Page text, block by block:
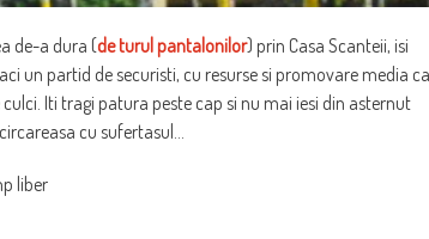
de-a dura (de turul pantalonilor) prin Casa Scanteii, isi
un partid de securisti, cu resurse si promovare media ca
Iti tragi patura peste cap si nu mai iesi din asternut
cu sufertasul…
liber